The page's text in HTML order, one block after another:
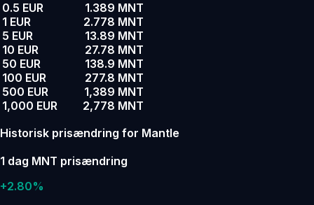
0.5 EUR
1.389 MNT
1 EUR
2.778 MNT
5 EUR
13.89 MNT
10 EUR
27.78 MNT
50 EUR
138.9 MNT
100 EUR
277.8 MNT
500 EUR
1,389 MNT
1,000 EUR
2,778 MNT
Historisk prisændring for Mantle
1 dag MNT prisændring
+2.80%